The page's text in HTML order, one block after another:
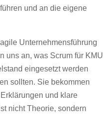
und an die eigene
Unternehmensführung
uns an, was Scrum für KMU
eingesetzt werden
sollten. Sie bekommen
und klare
nicht Theorie, sondern